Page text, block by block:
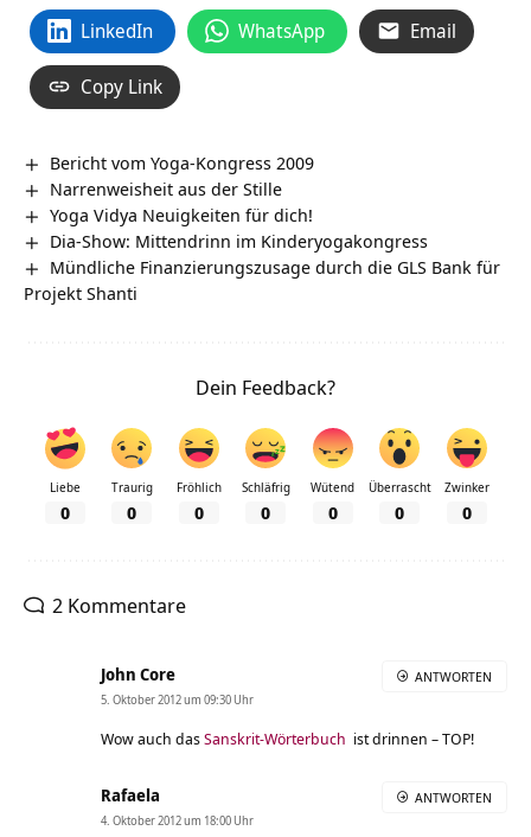
LinkedIn WhatsApp Email
Copy Link
Bericht vom Yoga-Kongress 2009
Narrenweisheit aus der Stille
Yoga Vidya Neuigkeiten für dich!
Dia-Show: Mittendrinn im Kinderyogakongress
Mündliche Finanzierungszusage durch die GLS Bank für
Projekt Shanti
Dein Feedback?
Liebe
0
Traurig
0
Fröhlich
0
Schläfrig
0
Wütend
0
Überrascht
0
Zwinker
0
2 Kommentare
John Core
5. Oktober 2012 um 09:30 Uhr
Wow auch dasSanskrit-Wörterbuch ist drinnen – TOP!
ANTWORTEN
Rafaela
4. Oktober 2012 um 18:00 Uhr
ANTWORTEN